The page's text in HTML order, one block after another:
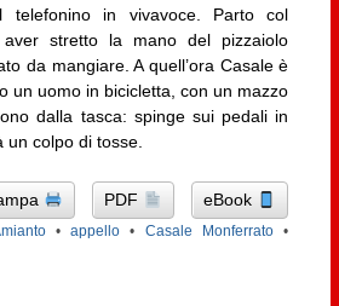
telefonino in vivavoce. Parto col
stretto la mano del pizzaiolo
da mangiare. A quell’ora Casale è
un uomo in bicicletta, con un mazzo
dalla tasca: spinge sui pedali in
un colpo di tosse.
PDF eBook
•appello • Casale Monferrato •